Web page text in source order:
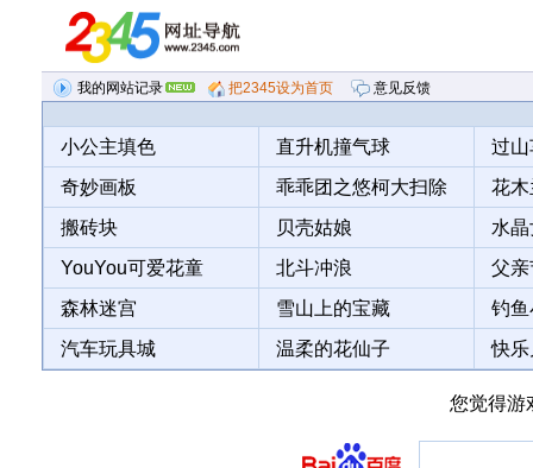
我的网站记录 把2345设为首页 意见反馈
意见反馈
最近浏览记录 热门网站排行
小公主填色 直升机撞气球
过山
奇妙画板
乖乖团之悠柯大扫除
花
搬砖块
贝壳姑娘
水
YouYou可爱花童
北斗冲浪
父
森林迷宫
雪山上的宝藏
钓
汽车玩具城
温柔的花仙子 快
您觉得游